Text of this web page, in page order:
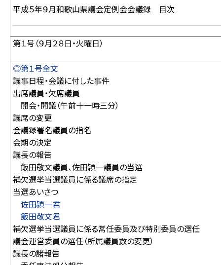
平成５年９月和歌山県議会定例会会議録 目次
第１号（９月２８日・火曜日）
◎第１号全文
議事日程・会議に付した事件
出席議員・欠席議員
開会・開議（午前十一時三分）
議席の変更
会議録署名議員の指名
会期の決定
議長の報告
飯田敬文議員、佐田頴一議員の当選
補欠選挙当選議員に係る議席の指定
当選あいさつ
佐田頴一君
飯田敬文君
補欠選挙当選議員に係る常任委員及び特別委員の選任
議会運営委員の選任（所属議員数の変更）
議長の諸報告